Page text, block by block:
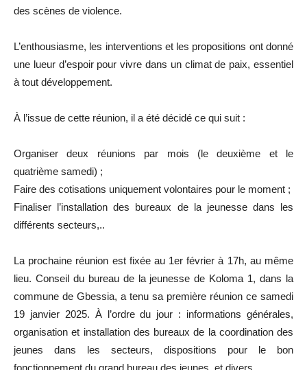
des scènes de violence.
L’enthousiasme, les interventions et les propositions ont donné
une lueur d’espoir pour vivre dans un climat de paix, essentiel
à tout développement.
À l’issue de cette réunion, il a été décidé ce qui suit :
Organiser deux réunions par mois (le deuxième et le
quatrième samedi) ;
Faire des cotisations uniquement volontaires pour le moment ;
Finaliser l’installation des bureaux de la jeunesse dans les
différents secteurs,..
La prochaine réunion est fixée au 1er février à 17h, au même
lieu. Conseil du bureau de la jeunesse de Koloma 1, dans la
commune de Gbessia, a tenu sa première réunion ce samedi
19 janvier 2025. À l’ordre du jour : informations générales,
organisation et installation des bureaux de la coordination des
jeunes dans les secteurs, dispositions pour le bon